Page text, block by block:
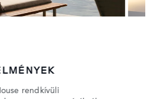
rendkívüli